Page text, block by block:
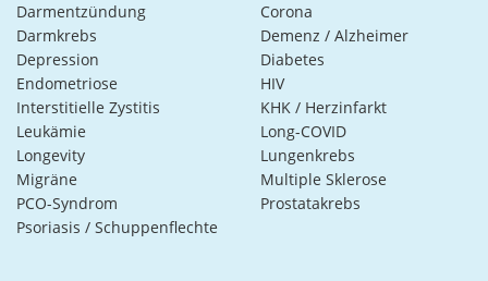
Darmentzündung
Corona
Darmkrebs
Demenz / Alzheimer
Depression
Diabetes
Endometriose
HIV
Interstitielle Zystitis
KHK / Herzinfarkt
Leukämie
Long-COVID
Longevity
Lungenkrebs
Migräne
Multiple Sklerose
PCO-Syndrom
Prostatakrebs
Psoriasis / Schuppenflechte